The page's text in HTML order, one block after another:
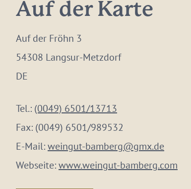
Auf der Karte
Auf der Fröhn 3
54308 Langsur-Metzdorf
DE
Tel.: (0049) 6501/13713
Fax: (0049) 6501/989532
E-Mail:weingut-bamberg@gmx.de
Webseite:www.weingut-bamberg.com